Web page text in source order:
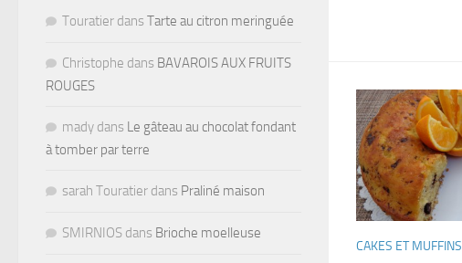
CAKES ET MUFFINS
Touratier dans Tarte au citron meringuée
Christophe dans BAVAROIS AUX FRUITS
ROUGES
mady dans Le gâteau au chocolat fondant
à tomber par terre
sarah Touratier dans Praliné maison
SMIRNIOS dans Brioche moelleuse